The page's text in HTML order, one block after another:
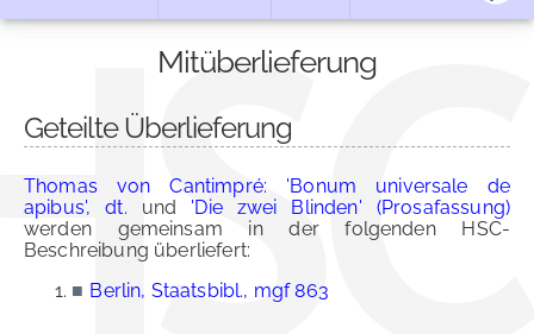
Mitüberlieferung
Geteilte Überlieferung
Thomas von Cantimpré: 'Bonum universale de
apibus', dt. und 'Die zwei Blinden' (Prosafassung)
werden gemeinsam in der folgenden HSC-
Beschreibung überliefert:
■ Berlin, Staatsbibl., mgf 863